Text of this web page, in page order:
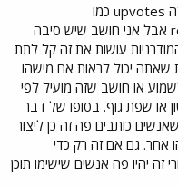
תקרא לזה לייקים, תקרא לזה upvotes כמו
stackoverflow או reddit אבל אני חושב שיש סיבה
עושות את זה קל לתת
שאתה יכול לראות אם מישהו
או חושב שזה מועיל לפי
או שפת גוף. בסופו של דבר
כותבים פה זה כן ליצור
אחר. גם אם זה רק כדי
יהיו פה אנשים שישימו תוכן